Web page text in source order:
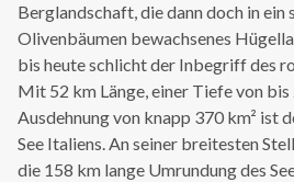
Berglandschaft, die dann doch in ein
Olivenbäumen bewachsenes
bis heute schlicht der Inbegriff des
Mit 52 km Länge, einer Tiefe von bis
Ausdehnung von knapp 370 km² ist
See Italiens. An seiner breitesten
die 158 km lange Umrundung des